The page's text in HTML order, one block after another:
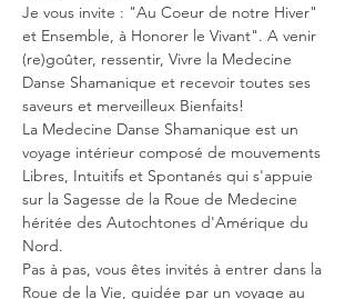
Je vous invite : "Au Coeur de notre Hiver"
et Ensemble, à Honorer le Vivant". A venir
(re)goûter, ressentir, Vivre la Medecine
Danse Shamanique et recevoir toutes ses
saveurs et merveilleux Bienfaits!
La Medecine Danse Shamanique est un
voyage intérieur composé de mouvements
Libres, Intuitifs et Spontanés qui s'appuie
sur la Sagesse de la Roue de Medecine
héritée des Autochtones d'Amérique du
Nord.
Pas à pas, vous êtes invités à entrer dans la
Roue de la Vie, guidée par un voyage au